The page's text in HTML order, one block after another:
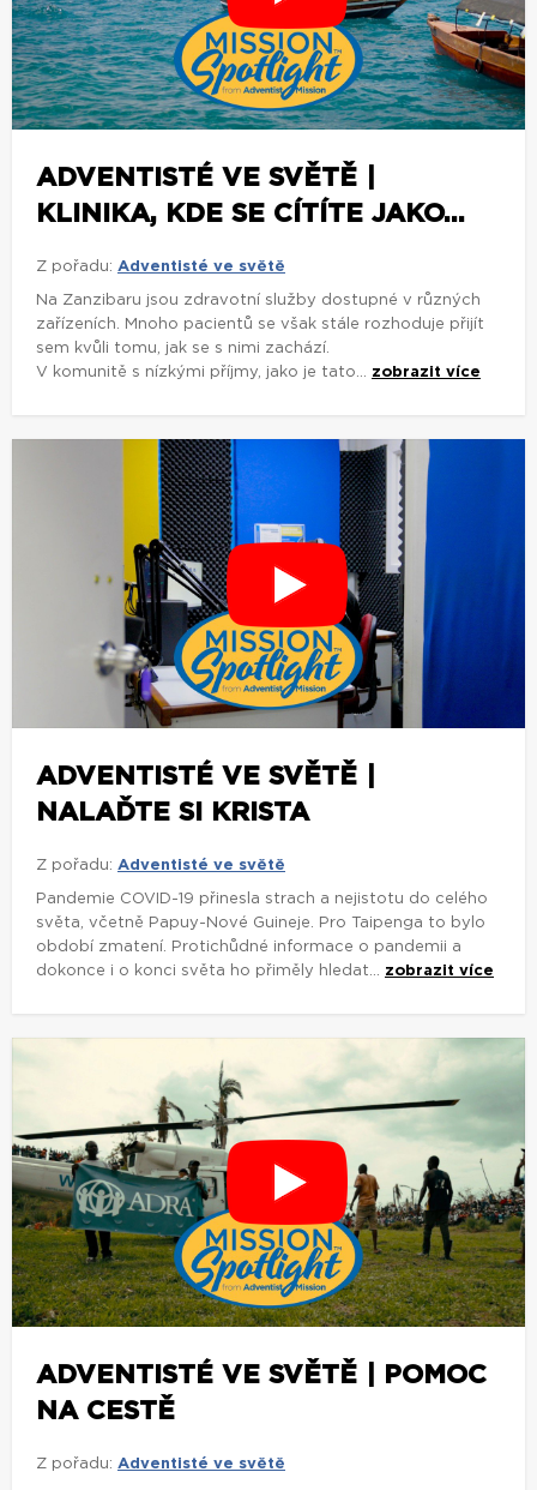
ADVENTISTÉ VE SVĚTĚ |
KLINIKA, KDE SE CÍTÍTE JAKO...
Z pořadu: Adventisté ve světě
Na Zanzibaru jsou zdravotní služby dostupné v různých
zařízeních. Mnoho pacientů se však stále rozhoduje přijít
sem kvůli tomu, jak se s nimi zachází.
V komunitě s nízkými příjmy, jako je tato... zobrazit více
ADVENTISTÉ VE SVĚTĚ |
NALAĎTE SI KRISTA
Z pořadu: Adventisté ve světě
Pandemie COVID-19 přinesla strach a nejistotu do celého
světa, včetně Papuy-Nové Guineje. Pro Taipenga to bylo
období zmatení. Protichůdné informace o pandemii a
dokonce i o konci světa ho přiměly hledat... zobrazit více
ADVENTISTÉ VE SVĚTĚ | POMOC
NA CESTĚ
Z pořadu: Adventisté ve světě